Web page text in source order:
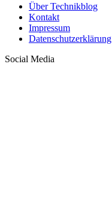
Über Technikblog
Kontakt
Impressum
Datenschutzerklärung
Social Media